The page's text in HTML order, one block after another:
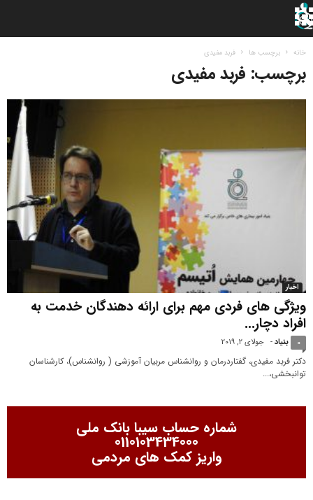
خانه برچسب ها فربد مفیدی
برچسب: فربد مفیدی
اخبار
ویژگی های فردی مهم برای ارائه دهندگان خدمت به
افراد دچار...
بنیاد- جولای 2, 2019 0
دکتر فربد مفیدی، گفتاردرمان و روانشناس مربیان آموزشی ( روانشناس)، کارشناسان
توانبخشی،...
شماره حساب سیبا بانک ملی
0110103434000
واریز کمک های مردمی